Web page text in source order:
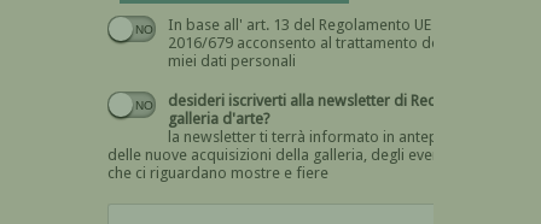
In base all' art. 13 del Regolamento UE n.
2016/679 acconsento al trattamento dei
miei dati personali
Devi dare il consenso
desideri iscriverti alla newsletter di Recta
galleria d'arte?
la newsletter ti terrà informato in anteprima
delle nuove acquisizioni della galleria, degli eventi
che ci riguardano mostre e fiere